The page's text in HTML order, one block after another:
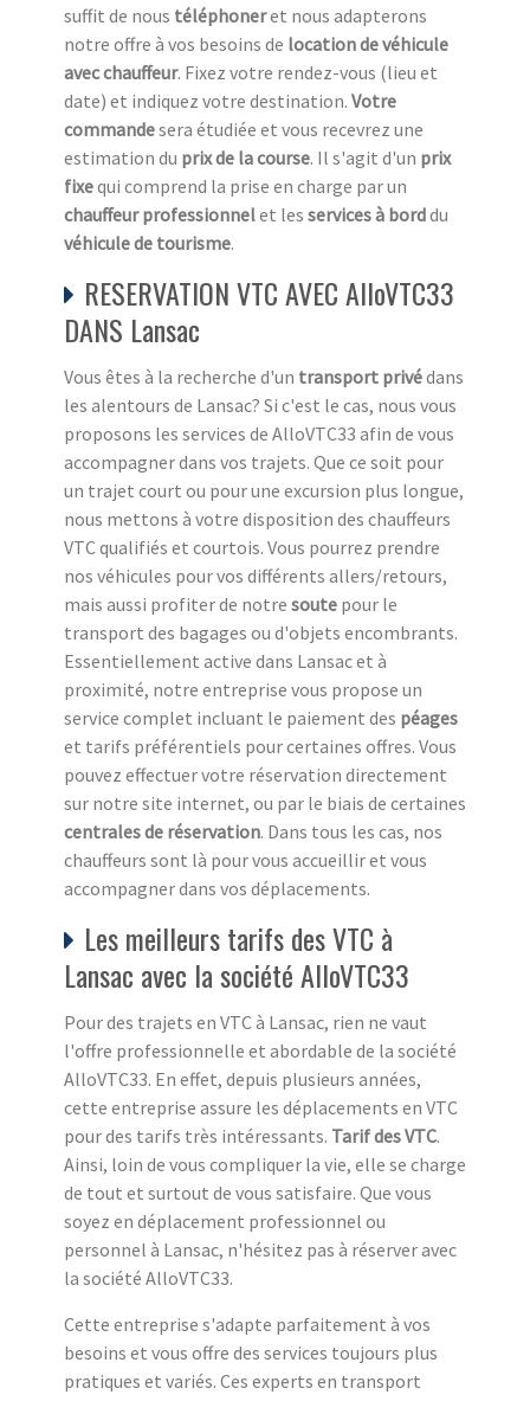
suffit de nous téléphoneret nous adapterons
notre offre à vos besoins de location de véhicule
avec chauffeur. Fixez votre rendez-vous (lieu et
date) et indiquez votre destination. Votre
commandesera étudiée et vous recevrez une
estimation du prix de la course. Il s'agit d'un prix
fixequi comprend la prise en charge par un
chauffeur professionnelet les services à borddu
véhicule de tourisme.
RESERVATION VTC AVEC AlloVTC33
DANS Lansac
Vous êtes à la recherche d'un transport privédans
les alentours de Lansac? Si c'est le cas, nous vous
proposons les services de AlloVTC33 afin de vous
accompagner dans vos trajets. Que ce soit pour
un trajet court ou pour une excursion plus longue,
nous mettons à votre disposition des chauffeurs
VTC qualifiés et courtois. Vous pourrez prendre
nos véhicules pour vos différents allers/retours,
mais aussi profiter de notre soute pour le
transport des bagages ou d'objets encombrants.
Essentiellement active dans Lansac et à
proximité, notre entreprise vous propose un
service complet incluant le paiement des péages
et tarifs préférentiels pour certaines offres. Vous
pouvez effectuer votre réservation directement
sur notre site internet, ou par le biais de certaines
centrales de réservation. Dans tous les cas, nos
chauffeurs sont là pour vous accueillir et vous
accompagner dans vos déplacements.
Les meilleurs tarifs des VTC à
Lansac avec la société AlloVTC33
Pour des trajets en VTC à Lansac, rien ne vaut
l'offre professionnelle et abordable de la société
AlloVTC33. En effet, depuis plusieurs années,
cette entreprise assure les déplacements en VTC
pour des tarifs très intéressants. Tarif des VTC.
Ainsi, loin de vous compliquer la vie, elle se charge
de tout et surtout de vous satisfaire. Que vous
soyez en déplacement professionnel ou
personnel à Lansac, n'hésitez pas à réserver avec
la société AlloVTC33.
Cette entreprise s'adapte parfaitement à vos
besoins et vous offre des services toujours plus
pratiques et variés. Ces experts en transport